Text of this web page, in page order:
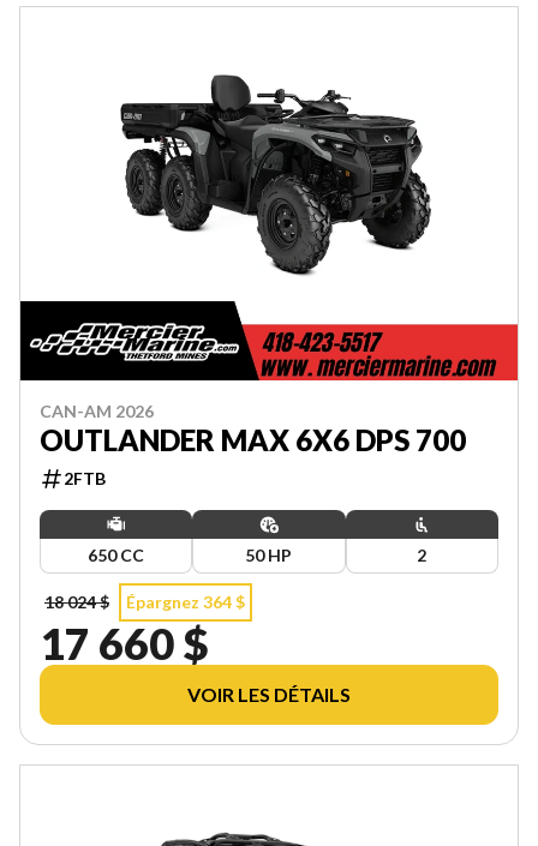
CAN-AM 2026
OUTLANDER MAX 6X6 DPS 700
2FTB
650 CC 50 HP 2
18 024 $ Épargnez 364 $
17 660 $
VOIR LES DÉTAILS